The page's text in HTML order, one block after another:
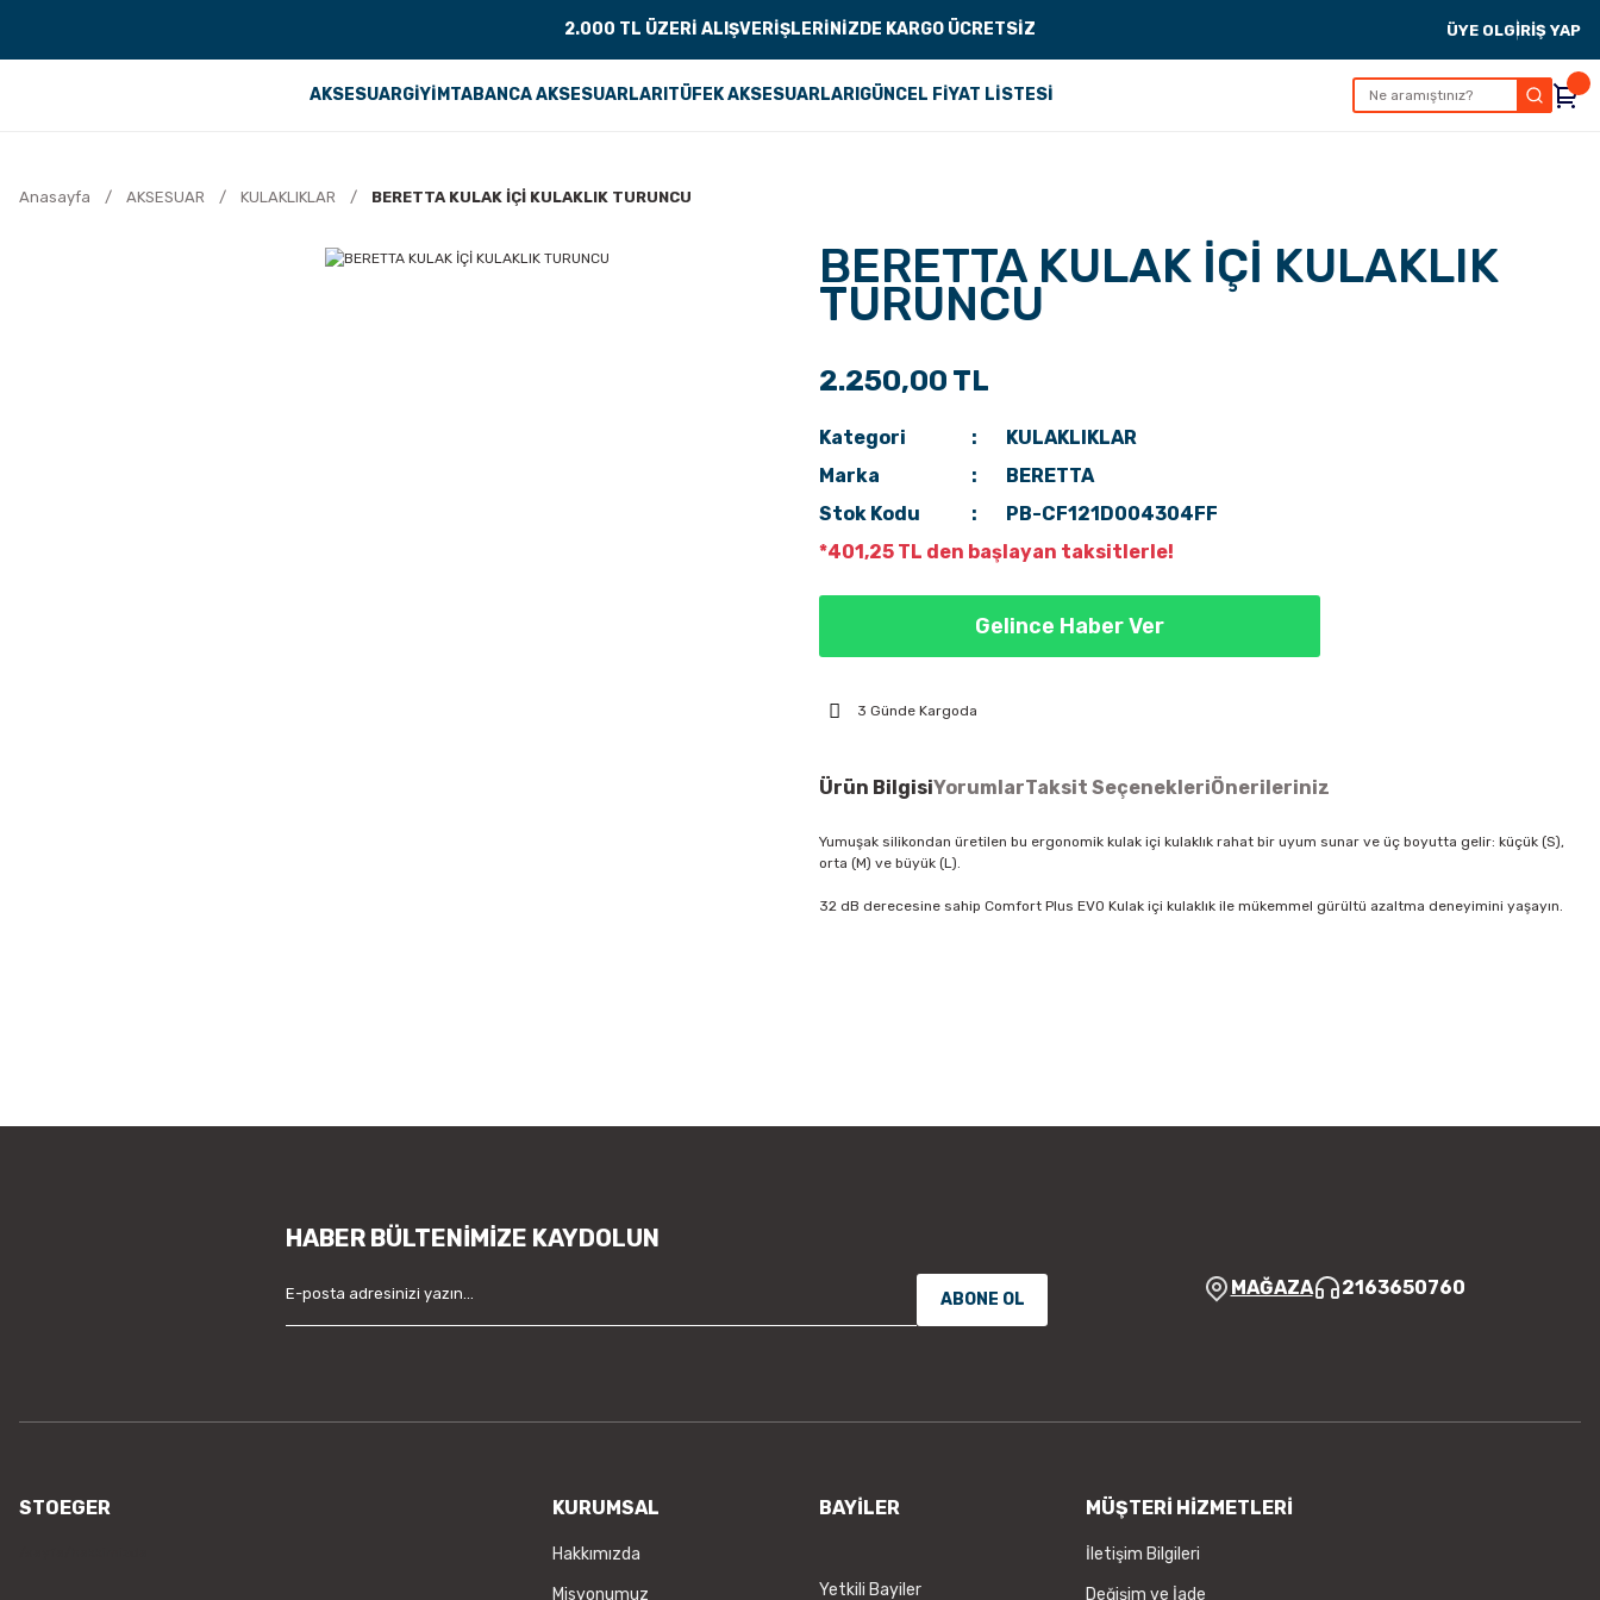
2.000 TL ÜZERİ ALIŞVERİŞLERİNİZDE KARGO ÜCRETSİZ ÜYE OLGİRİŞ YAP
AKSESUARGİYİMTABANCA AKSESUARLARI TÜFEK AKSESUARLARI GÜNCEL FİYAT LİSTESİ
Anasayfa AKSESUAR KULAKLIKLAR BERETTA KULAK İÇİ KULAKLIK TURUNCU
BERETTA KULAK İÇİ KULAKLIK
TURUNCU
2.250,00 TL
Kategori
KULAKLIKLAR
Marka
BERETTA
Stok Kodu
PB-CF121D004304FF
*401,25 TL den başlayan taksitlerle!
Gelince Haber Ver
3 Günde Kargoda
Ürün BilgisiYorumlarTaksit SeçenekleriÖnerileriniz
Yumuşak silikondan üretilen bu ergonomik kulak içi kulaklık rahat bir uyum sunar ve üç boyutta gelir: küçük (S),
orta (M) ve büyük (L).
32 dB derecesine sahip Comfort Plus EVO Kulak içi kulaklık ile mükemmel gürültü azaltma deneyimini yaşayın.
Ürün bilgilerinde hatalar bulunuyor.
HABER BÜLTENİMİZE KAYDOLUN
ABONE OL
MAĞAZA 2163650760
STOEGER KURUMSAL
Hakkımızda
Misyonumuz
BAYİLER
Yetkili Bayiler
MÜŞTERİ HİZMETLERİ
İletişim Bilgileri
Değişim ve İade